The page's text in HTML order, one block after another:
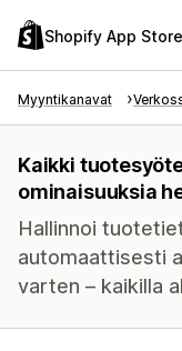
Shopify App Store
Myyntikanavat
Kaikki
ominaisuuksia
Hallinnoi
automaattisesti
varten – kaikilla